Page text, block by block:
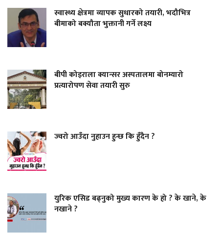
स्वास्थ्य क्षेत्रमा व्यापक सुधारको तयारी, भदौभित्र
बीमाको बक्यौता भुक्तानी गर्ने लक्ष्य
बीपी कोइराला क्यान्सर अस्पतालमा बोनम्यारो
प्रत्यारोपण सेवा तयारी सुरु
ज्वरो आउँदा नुहाउन हुन्छ कि हुँदैन ?
युरिक एसिड बढ्नुको मुख्य कारण के हो ? के खाने, के
नखाने ?